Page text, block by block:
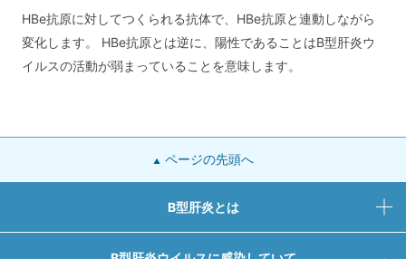
HBe抗原に対してつくられる抗体で、HBe抗原と連動しながら
変化します。 HBe抗原とは逆に、陽性であることはB型肝炎ウ
イルスの活動が弱まっていることを意味します。
ページの先頭へ
B型肝炎とは